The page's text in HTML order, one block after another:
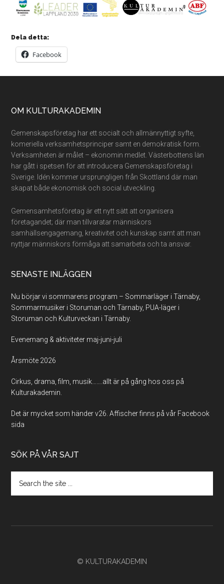
Dela detta:
Facebook
Footer
OM KULTURAKADEMIN
Gemenskapsföretag har ett socialt och allmännyttigt syfte,
komeriella verksamhetsprinciper samt en demokratisk form.
Verksamheten är målet – ekonomin medlet. Västerbottens län
har gått i spetsen för att introducera Gemenskapsföretag i
Sverige. Idén kommer ursprungligen från Skottland där man
skapat både ekonomisk och social utveckling.
Gemensamhetsföretag är ett nytt sätt att organisera
företagandet; där man tillvaratar människors
samhällsengagemang, kreativitet och kunskap samt att man
nyttjar människors förmåga att samarbeta och ta ansvar.
SENASTE INLÄGGEN
Nu börjar vi sommarens program – Sommarläger i Tärnaby,
Sommarmusiker i Storuman och Tärnaby, PUA-läger i
Storuman och Kulturveckan i Tärnaby.
Evenemang & aktiviteter maj-juni-juli
Årsmöte 2026
Cirkus, drama, film, musik…….allt är på gång hos oss på
Kulturakademin.
Det är mycket som händer v26. Affischer finns på vår Facebook
sida
SÖK PÅ VÅR SAJT
the
© KULTURAKADEMIN